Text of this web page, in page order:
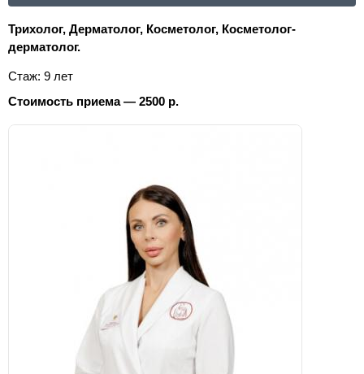
Трихолог, Дерматолог, Косметолог, Косметолог-
дерматолог.
Стаж: 9 лет
Стоимость приема — 2500 р.